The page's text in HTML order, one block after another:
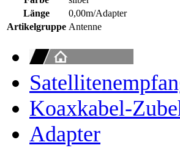
Länge
0,00m/Adapter
Artikelgruppe Antenne
Koaxkabel-
Adapter